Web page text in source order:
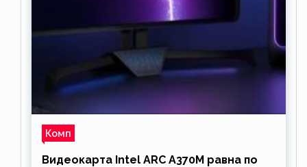
Комп
Видеокарта Intel ARC A370M равна по